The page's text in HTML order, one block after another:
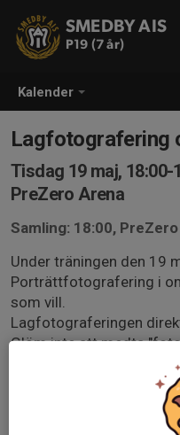
Kalender
SMEDBY AIS
P19 (7 år)
Lagfotografering
Tisdag 19 maj, 18:00-
PreZero Arena
Samling: 18:00,
Under träningen den 19
Porträttfotografering i
som vill.
Lagfotograferingen
Glöm inte att medta
träningarna 5/5 eller 12/5.
Saknar man fotolapp